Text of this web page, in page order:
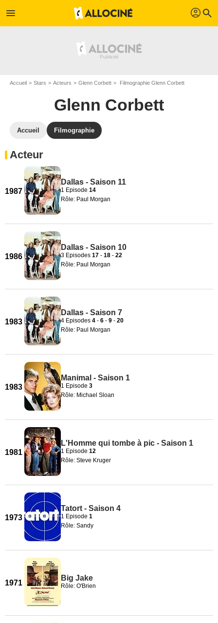
menu profil search
Accueil Stars Acteurs Glenn Corbett Filmographie Glenn Corbett
Glenn Corbett
Accueil Filmographie
Acteur
1987
Dallas - Saison 11
1 Episode 14
Rôle: Paul Morgan
1986
Dallas - Saison 10
3 Episodes 17 - 18 - 22
Rôle: Paul Morgan
1983
Dallas - Saison 7
4 Episodes 4 - 6 - 9 - 20
Rôle: Paul Morgan
1983
Manimal - Saison 1
1 Episode 3
Rôle: Michael Sloan
1981
L'Homme qui tombe à pic - Saison 1
1 Episode 12
Rôle: Steve Kruger
1973
Tatort - Saison 4
1 Episode 1
Rôle: Sandy
1971
Big Jake
Rôle: O'Brien